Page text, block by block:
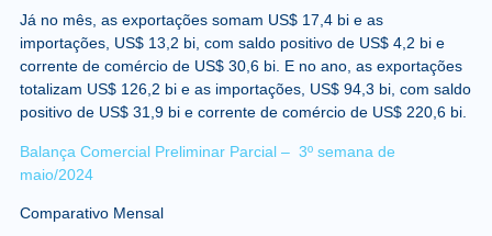
Já no mês, as exportações somam US$ 17,4 bi e as
importações, US$ 13,2 bi, com saldo positivo de US$ 4,2 bi e
corrente de comércio de US$ 30,6 bi. E no ano, as exportações
totalizam US$ 126,2 bi e as importações, US$ 94,3 bi, com saldo
positivo de US$ 31,9 bi e corrente de comércio de US$ 220,6 bi.
Balança Comercial Preliminar Parcial – 3º semana de
maio/2024
Comparativo Mensal